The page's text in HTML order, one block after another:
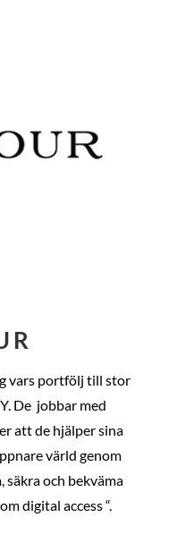
vars portfölj till stor
De jobbar med
att de hjälper sina
värld genom
säkra och bekväma
digital access “.